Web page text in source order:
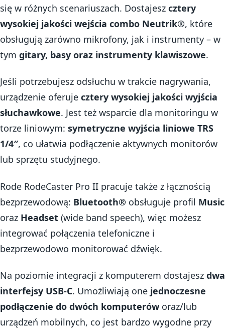
się w różnych scenariuszach. Dostajesz cztery
wysokiej jakości wejścia combo Neutrik®, które
obsługują zarówno mikrofony, jak i instrumenty – w
tym gitary, basy oraz instrumenty klawiszowe.
Jeśli potrzebujesz odsłuchu w trakcie nagrywania,
urządzenie oferuje cztery wysokiej jakości wyjścia
słuchawkowe. Jest też wsparcie dla monitoringu w
torze liniowym: symetryczne wyjścia liniowe TRS
1/4″, co ułatwia podłączenie aktywnych monitorów
lub sprzętu studyjnego.
Rode RodeCaster Pro II pracuje także z łącznością
bezprzewodową: Bluetooth® obsługuje profil Music
oraz Headset (wide band speech), więc możesz
integrować połączenia telefoniczne i
bezprzewodowo monitorować dźwięk.
Na poziomie integracji z komputerem dostajesz dwa
interfejsy USB-C. Umożliwiają one jednoczesne
podłączenie do dwóch komputerów oraz/lub
urządzeń mobilnych, co jest bardzo wygodne przy